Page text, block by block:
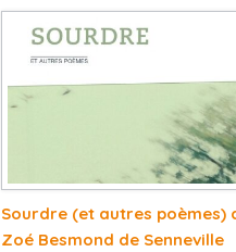
Sourdre (et autres poèmes)
Zoé Besmond de Senneville